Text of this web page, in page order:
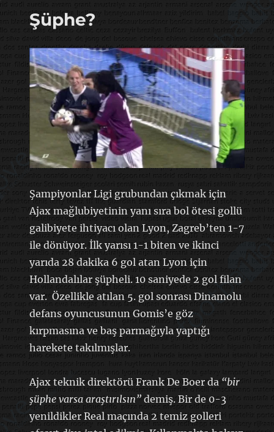
Şüphe?
Şampiyonlar Ligi grubundan çıkmak için
Ajax mağlubiyetinin yanı sıra bol ötesi gollü
galibiyete ihtiyacı olan Lyon, Zagreb’ten 1-7
ile dönüyor. İlk yarısı 1-1 biten ve ikinci
yarıda 28 dakika 6 gol atan Lyon için
Hollandalılar şüpheli. 10 saniyede 2 gol filan
var. Özellikle atılan 5. gol sonrası Dinamolu
defans oyuncusunun Gomis’e göz
kırpmasına ve baş parmağıyla yaptığı
harekete takılmışlar.
Ajax teknik direktörü Frank De Boer da “bir
şüphe varsa araştırılsın”demiş. Bir de 0-3
yenildikler Real maçında 2 temiz golleri